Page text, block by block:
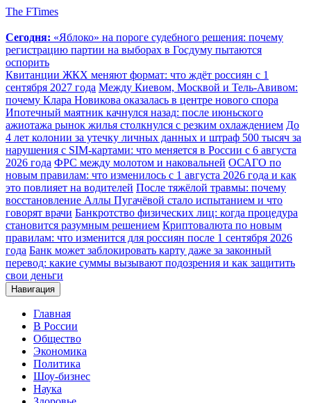
The FTimes
Сегодня: «Яблоко» на пороге судебного решения: почему
регистрацию партии на выборах в Госдуму пытаются
оспорить
Квитанции ЖКХ меняют формат: что ждёт россиян с 1
сентября 2027 года Между Киевом, Москвой и Тель-Авивом:
почему Клара Новикова оказалась в центре нового спора
Ипотечный маятник качнулся назад: после июньского
ажиотажа рынок жилья столкнулся с резким охлаждением До
4 лет колонии за утечку личных данных и штраф 500 тысяч за
нарушения с SIM-картами: что меняется в России с 6 августа
2026 года ФРС между молотом и наковальней ОСАГО по
новым правилам: что изменилось с 1 августа 2026 года и как
это повлияет на водителей После тяжёлой травмы: почему
восстановление Аллы Пугачёвой стало испытанием и что
говорят врачи Банкротство физических лиц: когда процедура
становится разумным решением Криптовалюта по новым
правилам: что изменится для россиян после 1 сентября 2026
года Банк может заблокировать карту даже за законный
перевод: какие суммы вызывают подозрения и как защитить
свои деньги
Навигация
Главная
В России
Общество
Экономика
Политика
Шоу-бизнес
Наука